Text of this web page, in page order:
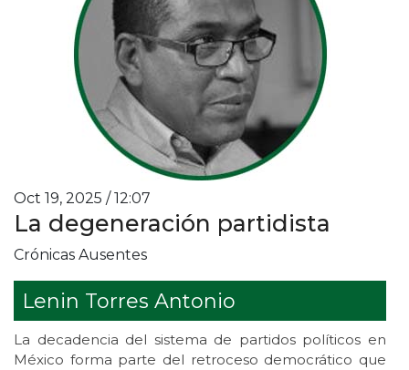
Oct 19, 2025 / 12:07
La degeneración partidista
Crónicas Ausentes
Lenin Torres Antonio
La decadencia del sistema de partidos políticos en
México forma parte del retroceso democrático que